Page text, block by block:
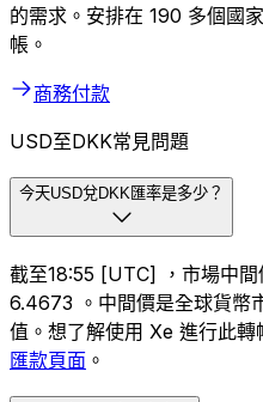
的需求。安排在 190 多個國
帳。
商務付款
USD至DKK常見問題
今天USD兌DKK匯率是多少？
截至18:55 [UTC] ，市場中
6.4673 。中間價是全球貨幣
值。想了解使用 Xe 進行此
匯款頁面 。